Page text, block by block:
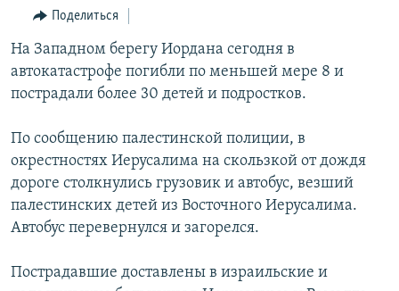
навигации
Перейти
поиску
ЭКОНОМИКА
РЕГИОН
НАГОРНЫЙ КАРАБАХ
СПОРТ
АРХИВ
Հայերեն
Поделиться
На Западном берегу Иордана сегодня в
автокатастрофе погибли по меньшей мере 8 и
пострадали более 30 детей и подростков.
По сообщению палестинской полиции, в
окрестностях Иерусалима на скользкой от дождя
дороге столкнулись грузовик и автобус, везший
палестинских детей из Восточного Иерусалима.
Автобус перевернулся и загорелся.
Пострадавшие доставлены в израильские и